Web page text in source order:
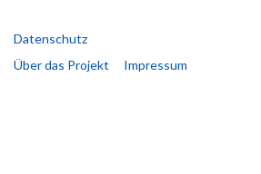
Datenschutz
Über das Projekt
Impressum